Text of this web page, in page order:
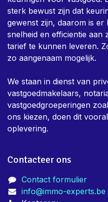
sterk bewust zijn dat
gewenst zijn, daarom is
snelheid en efficientie aan
tarief te kunnen leveren.
zo aangenaam mogelijk.
We staan in dienst van
vastgoedmakelaars,
vastgoedgroeperingen
ons kiezen, doen dit
oplevering.
Contacteer ons
Contact formulier
info@immo-experts.be